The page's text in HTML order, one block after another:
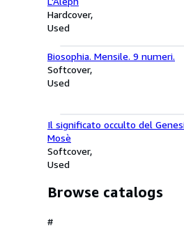
Hardcover
Used
Biosophia. Mensile. 9 numeri.
Softcover
Used
Il significato occulto del
Mosè
Softcover
Used
Browse catalogs
#